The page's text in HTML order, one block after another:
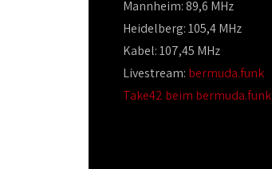
Mannheim: 89,6 MHz
Heidelberg: 105,4 MHz
Kabel: 107,45 MHz
Livestream: bermuda.funk
Take42 beim bermuda.funk